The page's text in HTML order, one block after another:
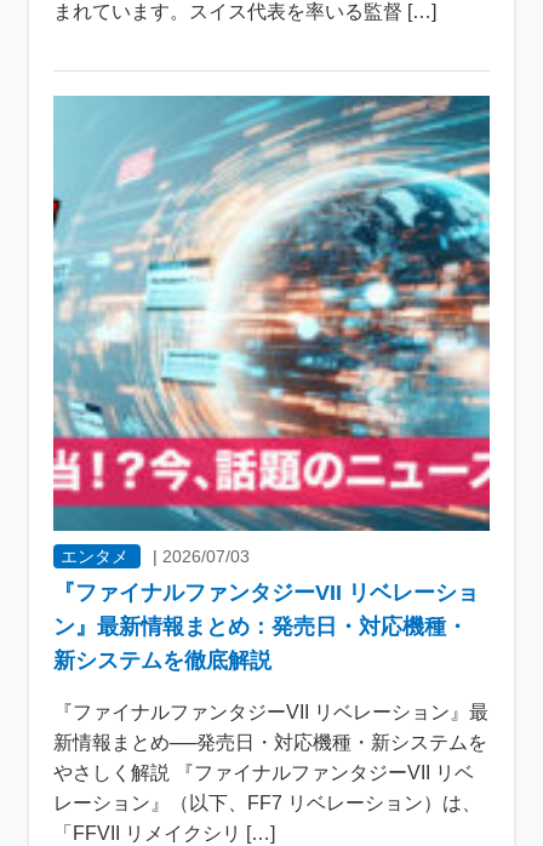
まれています。スイス代表を率いる監督 […]
エンタメ |2026/07/03
『ファイナルファンタジーVII リベレーショ
ン』最新情報まとめ：発売日・対応機種・
新システムを徹底解説
『ファイナルファンタジーVII リベレーション』最
新情報まとめ──発売日・対応機種・新システムを
やさしく解説 『ファイナルファンタジーVII リベ
レーション』（以下、FF7 リベレーション）は、
「FFVII リメイクシリ […]